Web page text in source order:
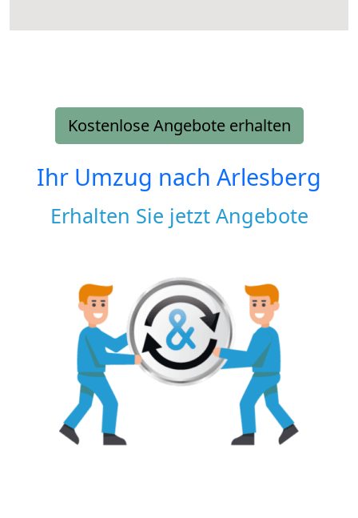
Kostenlose Angebote erhalten
Ihr Umzug nach Arlesberg
Erhalten Sie jetzt Angebote